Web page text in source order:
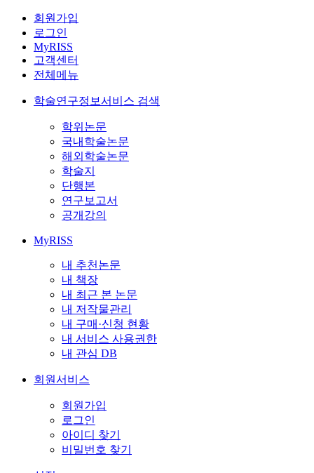
회원가입
로그인
MyRISS
고객센터
전체메뉴
학술연구정보서비스 검색
학위논문
국내학술논문
해외학술논문
학술지
단행본
연구보고서
공개강의
MyRISS
내 추천논문
내 책장
내 최근 본 논문
내 저작물관리
내 구매·신청 현황
내 서비스 사용권한
내 관심 DB
회원서비스
회원가입
로그인
아이디 찾기
비밀번호 찾기